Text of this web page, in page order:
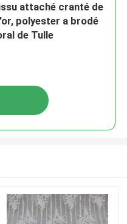
attaché cranté de
polyester a brodé
de Tulle